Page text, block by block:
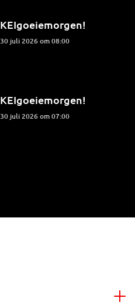
KEIgoeiemorgen!
30 juli 2026 om 08:00
KEIgoeiemorgen!
30 juli 2026 om 07:00